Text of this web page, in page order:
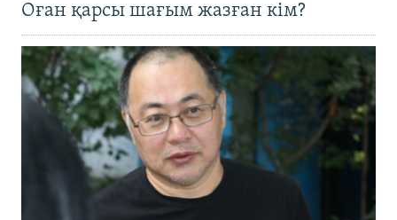
Оған қарсы шағым жазған кім?